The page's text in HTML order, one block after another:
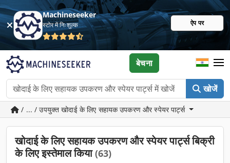
Machineseeker
स्टोर में निःशुल्क ऐप पर
खोजें
बेचना
/ ... / उपयुक्त खोदाई के लिए सहायक उपकरण और स्पेयर पार्ट्स
खोदाई के लिए सहायक उपकरण और स्पेयर पार्ट्स बिक्री
के लिए इस्तेमाल किया(63)